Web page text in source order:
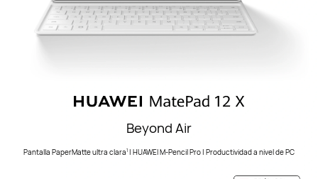
Beyond Air
Pantalla PaperMatte ultra clara1 | HUAWEI M-Pencil Pro | Productividad a nivel de PC